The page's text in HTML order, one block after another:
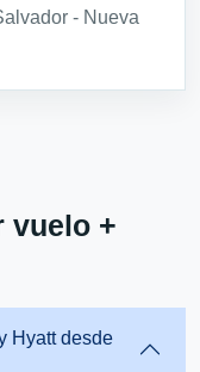
- Nueva
vuelo +
Hyatt desde